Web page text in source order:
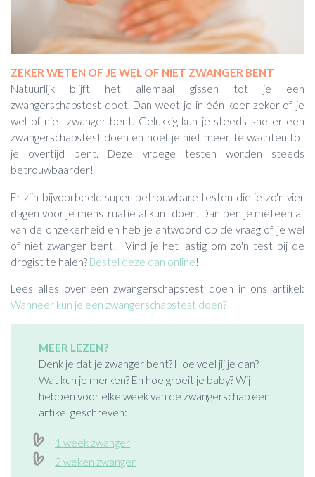
ZEKER WETEN OF JE WEL OF NIET ZWANGER BENT
Natuurlijk blijft het allemaal gissen tot je een
zwangerschapstest doet. Dan weet je in één keer zeker of je
wel of niet zwanger bent. Gelukkig kun je steeds sneller een
zwangerschapstest doen en hoef je niet meer te wachten tot
je overtijd bent. Deze vroege testen worden steeds
betrouwbaarder!
Er zijn bijvoorbeeld super betrouwbare testen die je zo'n vier
dagen voor je menstruatie al kunt doen. Dan ben je meteen af
van de onzekerheid en heb je antwoord op de vraag of je wel
of niet zwanger bent! Vind je het lastig om zo'n test bij de
drogist te halen? Bestel deze dan online!
Lees alles over een zwangerschapstest doen in ons artikel:
Wanneer kun je een zwangerschapstest doen?
MEER LEZEN?
Denk je dat je zwanger bent? Hoe voel jij je dan?
Wat kun je merken? En hoe groeit je baby? Wij
hebben voor elke week van de zwangerschap een
artikel geschreven:
1 week zwanger
2 weken zwanger